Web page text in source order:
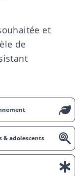
et
de
& adolescents